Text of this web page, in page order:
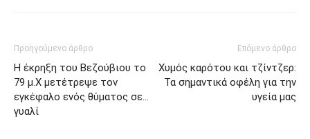
Προηγούμενο άρθρο
Η έκρηξη του Βεζούβιου το
79 μ.Χ μετέτρεψε τον
εγκέφαλο ενός θύματος σε…
γυαλί
Επόμενο άρθρο
Χυμός καρότου και τζίντζερ:
Τα σημαντικά οφέλη για την
υγεία μας